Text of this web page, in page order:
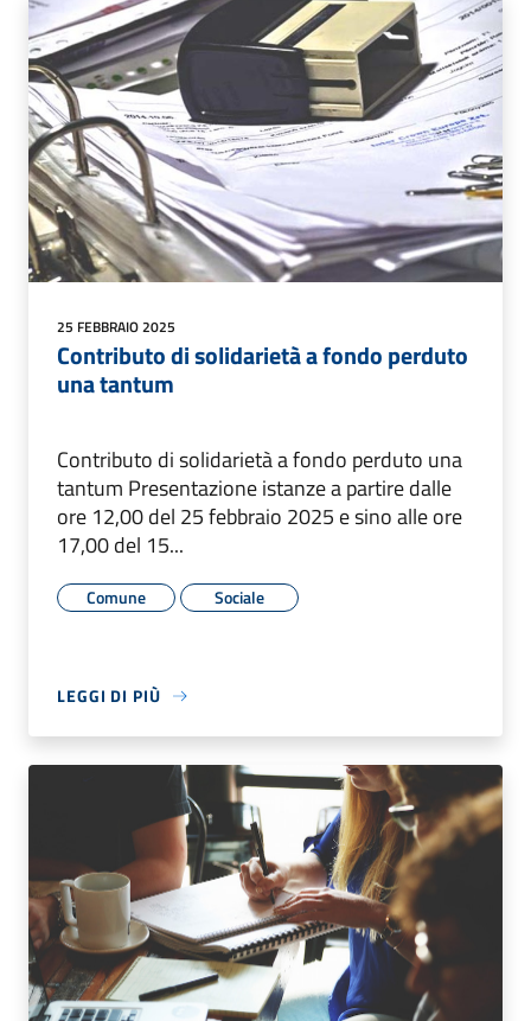
25 FEBBRAIO 2025
Contributo di solidarietà a fondo perduto
una tantum
Contributo di solidarietà a fondo perduto una
tantum Presentazione istanze a partire dalle
ore 12,00 del 25 febbraio 2025 e sino alle ore
17,00 del 15...
Comune Sociale
LEGGI DI PIÙ